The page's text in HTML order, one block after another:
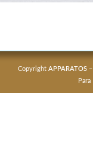
Copyright APPARATOS
Para